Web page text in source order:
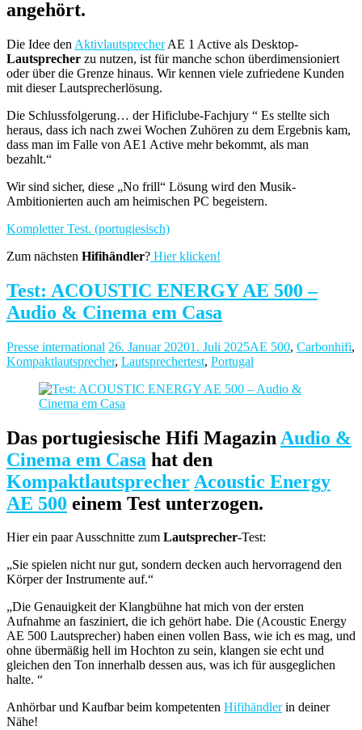
angehört.
Die Idee den AktivlautsprecherAE 1 Active als Desktop-
Lautsprecher zu nutzen, ist für manche schon überdimensioniert
oder über die Grenze hinaus. Wir kennen viele zufriedene Kunden
mit dieser Lautsprecherlösung.
Die Schlussfolgerung… der Hificlube-Fachjury “ Es stellte sich
heraus, dass ich nach zwei Wochen Zuhören zu dem Ergebnis kam,
dass man im Falle von AE1 Active mehr bekommt, als man
bezahlt.“
Wir sind sicher, diese „No frill“ Lösung wird den Musik-
Ambitionierten auch am heimischen PC begeistern.
Kompletter Test. (portugiesisch)
Zum nächsten Hifihändler? Hier klicken!
Test: ACOUSTIC ENERGY AE 500 –
Audio & Cinema em Casa
Presse international 26. Januar 20201. Juli 2025AE 500, Carbonhifi,
Kompaktlautsprecher, Lautsprechertest, Portugal
Das portugiesische Hifi Magazin Audio &
Cinema em Casa hat den
Kompaktlautsprecher Acoustic Energy
AE 500 einem Test unterzogen.
Hier ein paar Ausschnitte zum Lautsprecher-Test:
„Sie spielen nicht nur gut, sondern decken auch hervorragend den
Körper der Instrumente auf.“
„Die Genauigkeit der Klangbühne hat mich von der ersten
Aufnahme an fasziniert, die ich gehört habe. Die (Acoustic Energy
AE 500 Lautsprecher) haben einen vollen Bass, wie ich es mag, und
ohne übermäßig hell im Hochton zu sein, klangen sie echt und
gleichen den Ton innerhalb dessen aus, was ich für ausgeglichen
halte. “
Anhörbar und Kaufbar beim kompetenten Hifihändlerin deiner
Nähe!